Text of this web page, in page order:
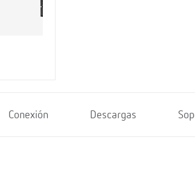
Conexión Descargas